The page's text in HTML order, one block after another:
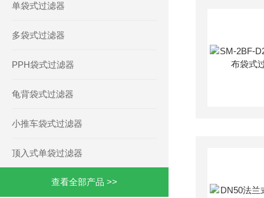
单袋式过滤器
多袋式过滤器
PPH袋式过滤器
龟背袋式过滤器
小推车袋式过滤器
顶入式单袋过滤器
查看全部产品 >>